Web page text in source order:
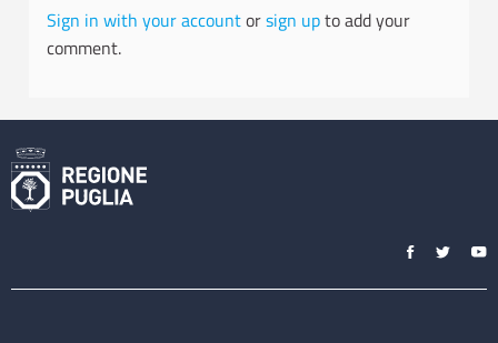
Sign in with your accountorsign upto add your
comment.